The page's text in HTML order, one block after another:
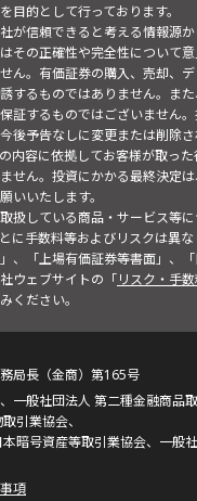
目的として行っております。
が信頼できると考える情報源
その正確性や完全性について
ん。有価証券の購入、売却、デ
するものではありません。ま
証するものではございません
後予告なしに変更または削除
内容に依拠してお客様が取っ
せん。投資にかかる最終決定
いいたします。
扱している商品・サービス等
に手数料等およびリスクは異
、「上場有価証券等書面」、
ウェブサイトの「リスク・手
ください。
局長（金商）第165号
一般社団法人 第二種金融商品
引業協会、
暗号資産等取引業協会、一般
項